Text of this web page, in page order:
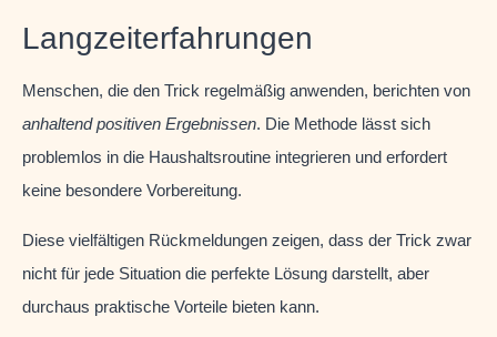
Langzeiterfahrungen
Menschen, die den Trick regelmäßig anwenden, berichten von
anhaltend positiven Ergebnissen. Die Methode lässt sich
problemlos in die Haushaltsroutine integrieren und erfordert
keine besondere Vorbereitung.
Diese vielfältigen Rückmeldungen zeigen, dass der Trick zwar
nicht für jede Situation die perfekte Lösung darstellt, aber
durchaus praktische Vorteile bieten kann.